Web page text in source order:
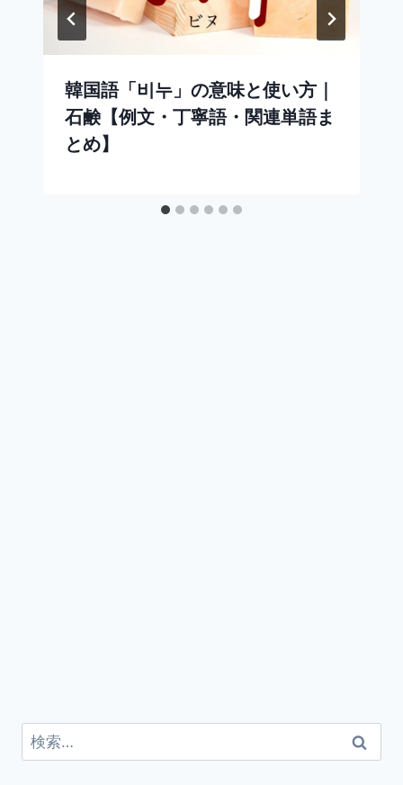
韓国語「비누」の意味と使い方｜
石鹸【例文・丁寧語・関連単語ま
とめ】
検
索: